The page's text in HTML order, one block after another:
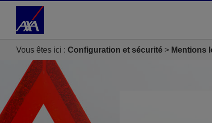
Accéder au Contenu
Vous êtes ici : Configuration et sécurité Mentions